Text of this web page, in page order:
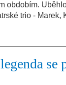
obdobím.
trio -
se